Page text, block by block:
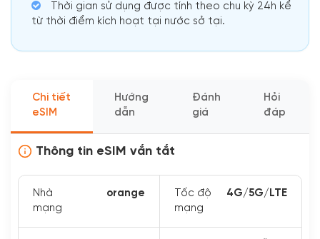
Thời gian sử dụng được tính theo chu kỳ 24h kể
từ thời điểm kích hoạt tại nước sở tại.
Chi tiết
eSIM
Hướng
dẫn
Đánh
giá
Hỏi
đáp
Thông tin eSIM vắn tắt
Nhà
mạng
orange
Tốc độ
mạng
4G/5G/LTE